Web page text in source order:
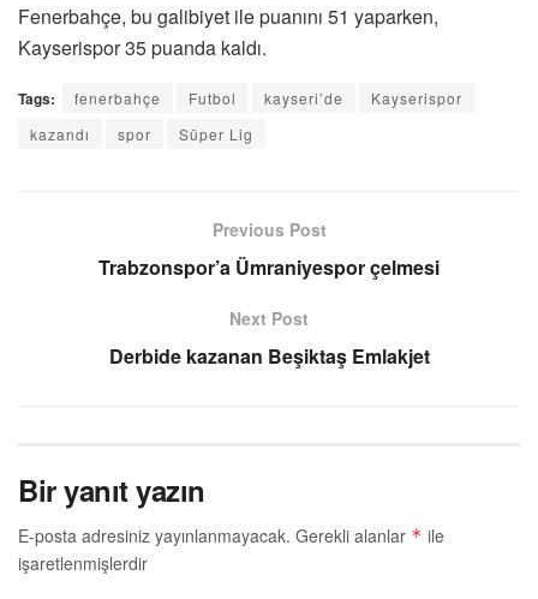
Fenerbahçe, bu galibiyet ile puanını 51 yaparken,
Kayserispor 35 puanda kaldı.
Tags: fenerbahçe Futbol kayseri’de
Kayserispor
kazandı
spor Süper Lig
Previous Post
Trabzonspor’a Ümraniyespor çelmesi
Next Post
Derbide kazanan Beşiktaş Emlakjet
Bir yanıt yazın
E-posta adresiniz yayınlanmayacak. Gerekli alanlar * ile
işaretlenmişlerdir